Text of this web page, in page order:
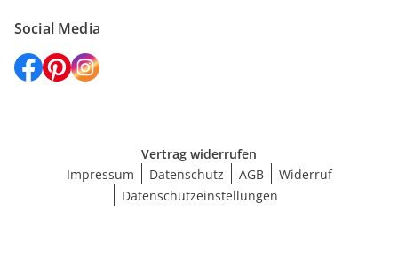
Social Media
Vertrag widerrufen
Impressum
Datenschutz AGB
Widerruf
Datenschutzeinstellungen